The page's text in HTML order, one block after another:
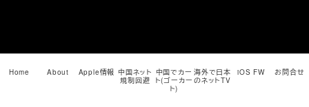
Home About Apple情報 中国ネット
規制回避
中国でカー
ト(ゴーカー
ト)
海外で日本
のネットTV
iOS FW お問合せ